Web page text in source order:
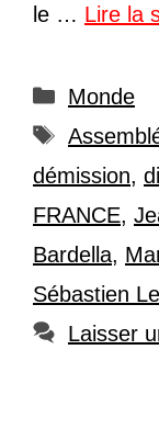
le … Lire la
Catégories
Monde
démission,
FRANCE,
Bardella,
Sébastien
Laisser